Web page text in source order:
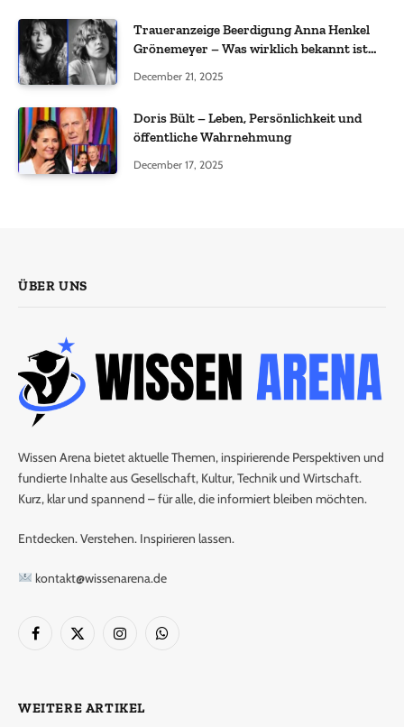
Traueranzeige Beerdigung Anna Henkel
Grönemeyer – Was wirklich bekannt ist
December 21, 2025
Doris Bült – Leben, Persönlichkeit und
öffentliche Wahrnehmung
December 17, 2025
ÜBER UNS
Wissen Arena bietet aktuelle Themen, inspirierende Perspektiven und
fundierte Inhalte aus Gesellschaft, Kultur, Technik und Wirtschaft.
Kurz, klar und spannend – für alle, die informiert bleiben möchten.
Entdecken. Verstehen. Inspirieren lassen.
kontakt@wissenarena.de
Facebook
X
InstagramWhatsApp
WEITERE ARTIKEL